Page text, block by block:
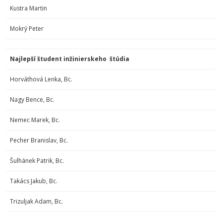
Kustra Martin
Mokrý Peter
Najlepší študent inžinierskeho štúdia
Horváthová Lenka, Bc.
Nagy Bence, Bc.
Nemec Marek, Bc.
Pecher Branislav, Bc.
Šulhánek Patrik, Bc.
Takács Jakub, Bc.
Trizuljak Adam, Bc.